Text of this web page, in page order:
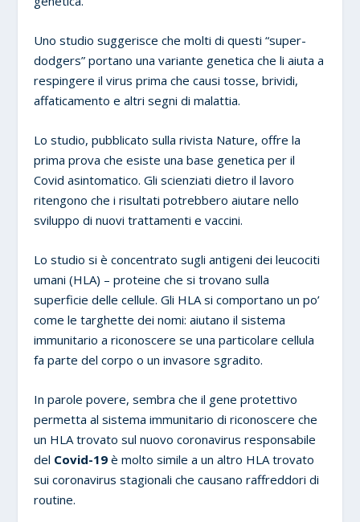
Uno studio suggerisce che molti di questi “super-
dodgers” portano una variante genetica che li aiuta a
respingere il virus prima che causi tosse, brividi,
affaticamento e altri segni di malattia.
Lo studio, pubblicato sulla rivista Nature, offre la
prima prova che esiste una base genetica per il
Covid asintomatico. Gli scienziati dietro il lavoro
ritengono che i risultati potrebbero aiutare nello
sviluppo di nuovi trattamenti e vaccini.
Lo studio si è concentrato sugli antigeni dei leucociti
umani (HLA) – proteine che si trovano sulla
superficie delle cellule. Gli HLA si comportano un po’
come le targhette dei nomi: aiutano il sistema
immunitario a riconoscere se una particolare cellula
fa parte del corpo o un invasore sgradito.
In parole povere, sembra che il gene protettivo
permetta al sistema immunitario di riconoscere che
un HLA trovato sul nuovo coronavirus responsabile
del Covid-19 è molto simile a un altro HLA trovato
sui coronavirus stagionali che causano raffreddori di
routine.